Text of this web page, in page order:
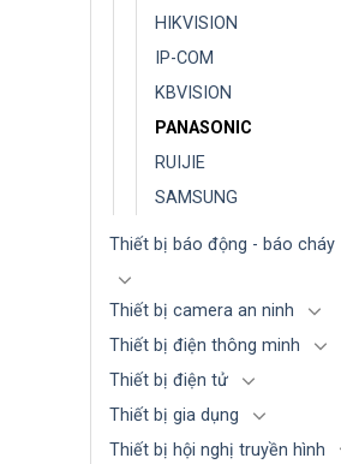
HIKVISION
IP-COM
KBVISION
PANASONIC
RUIJIE
SAMSUNG
Thiết bị báo động - báo cháy
Thiết bị camera an ninh
Thiết bị điện thông minh
Thiết bị điện tử
Thiết bị gia dụng
Thiết bị hội nghị truyền hình